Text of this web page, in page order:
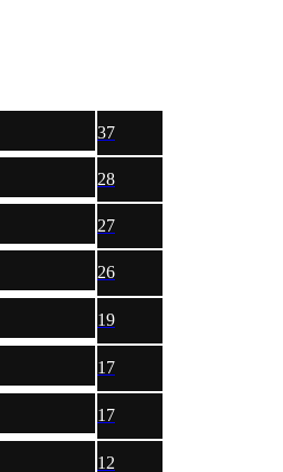
37
28
27
26
19
17
17
12